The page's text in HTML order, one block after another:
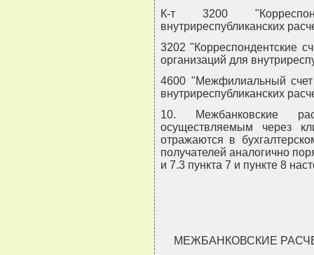
К-т 3200
внутриреспубликанских
3202 "Корреспондентские
организаций для
4600 "Межфилиальный
внутриреспубликанских
10. Межбанковские
осуществляемым через
отражаются в
получателей аналогично
и 7.3 пункта 7 и пункте 8
МЕЖБАНКОВСКИЕ